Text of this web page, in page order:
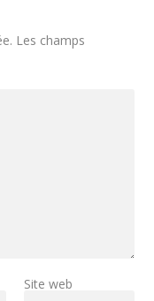
Les champs
Site web